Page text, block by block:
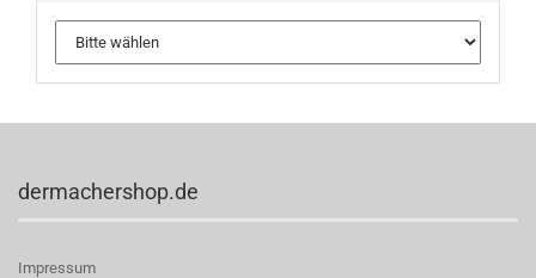
dermachershop.de
Impressum